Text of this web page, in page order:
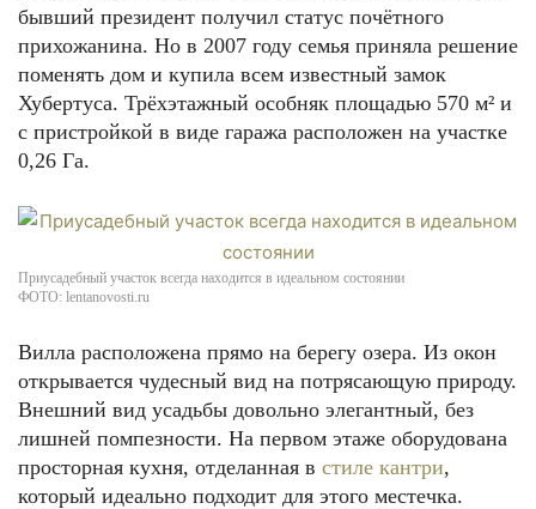
бывший президент получил статус почётного
прихожанина. Но в 2007 году семья приняла решение
поменять дом и купила всем известный замок
Хубертуса. Трёхэтажный особняк площадью 570 м² и
с пристройкой в виде гаража расположен на участке
0,26 Га.
Приусадебный участок всегда находится в идеальном состоянии
ФОТО: lentanovosti.ru
Вилла расположена прямо на берегу озера. Из окон
открывается чудесный вид на потрясающую природу.
Внешний вид усадьбы довольно элегантный, без
лишней помпезности. На первом этаже оборудована
просторная кухня, отделанная в стиле кантри,
который идеально подходит для этого местечка.